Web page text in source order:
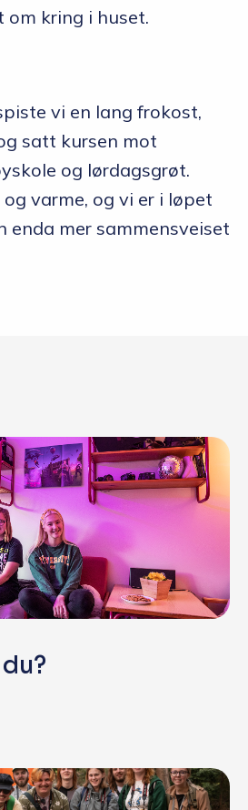
om kring i huset.
vi en lang frokost,
satt kursen mot
og lørdagsgrøt.
varme, og vi er i løpet
enda mer sammensveiset